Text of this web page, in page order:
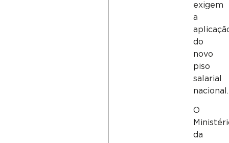
exigem
a
do
novo
piso
salarial
nacional.
O
da